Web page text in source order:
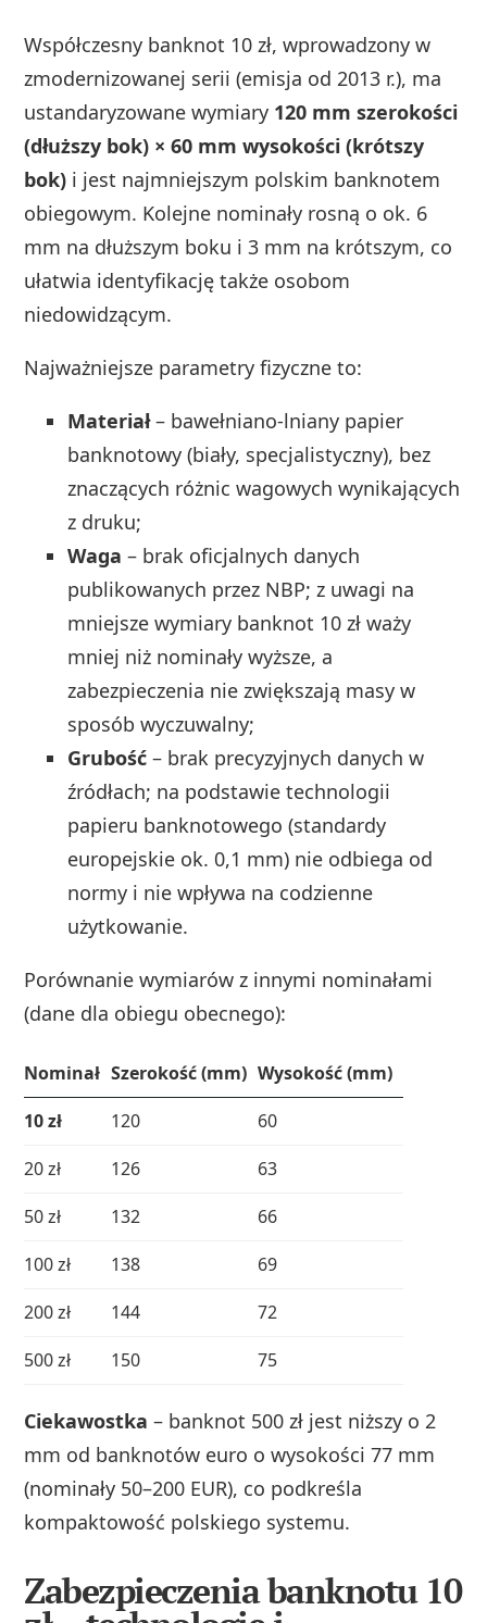
Współczesny banknot 10 zł, wprowadzony w
zmodernizowanej serii (emisja od 2013 r.), ma
ustandaryzowane wymiary 120 mm szerokości
(dłuższy bok) × 60 mm wysokości (krótszy
bok) i jest najmniejszym polskim banknotem
obiegowym. Kolejne nominały rosną o ok. 6
mm na dłuższym boku i 3 mm na krótszym, co
ułatwia identyfikację także osobom
niedowidzącym.
Najważniejsze parametry fizyczne to:
Materiał– bawełniano-lniany papier
banknotowy (biały, specjalistyczny), bez
znaczących różnic wagowych wynikających
z druku;
Waga – brak oficjalnych danych
publikowanych przez NBP; z uwagi na
mniejsze wymiary banknot 10 zł waży
mniej niż nominały wyższe, a
zabezpieczenia nie zwiększają masy w
sposób wyczuwalny;
Grubość – brak precyzyjnych danych w
źródłach; na podstawie technologii
papieru banknotowego (standardy
europejskie ok. 0,1 mm) nie odbiega od
normy i nie wpływa na codzienne
użytkowanie.
Porównanie wymiarów z innymi nominałami
(dane dla obiegu obecnego):
Nominał Szerokość (mm) Wysokość (mm)
10 zł
120
60
20 zł
126
63
50 zł
132
66
100 zł
138
69
200 zł
144
72
500 zł
150 75
Ciekawostka – banknot 500 zł jest niższy o 2
mm od banknotów euro o wysokości 77 mm
(nominały 50–200 EUR), co podkreśla
kompaktowość polskiego systemu.
Zabezpieczenia banknotu 10